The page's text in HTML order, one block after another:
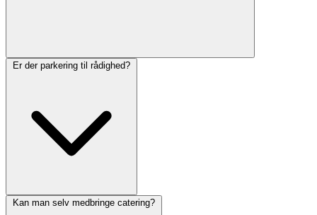
Er der parkering til rådighed?
Kan man selv medbringe catering?